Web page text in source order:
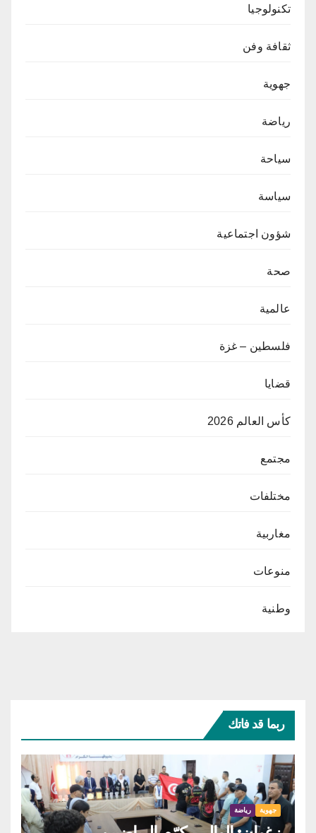
تكنولوجيا
ثقافة وفن
جهوية
رياضة
سياحة
سياسة
شؤون اجتماعية
صحة
عالمية
فلسطين – غزة
قضايا
كأس العالم 2026
مجتمع
مختلفات
مغاربية
منوعات
وطنية
ربما قد فاتك
جهوية رياضة